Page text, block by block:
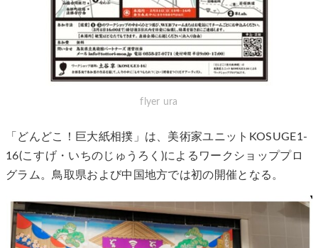
flyer ura
「どんどこ！巨大紙相撲」は、美術家ユニットKOSUGE1-
16(こすげ・いちのじゅうろく)によるワークショッププロ
グラム。鳥取県および中国地方では初の開催となる。